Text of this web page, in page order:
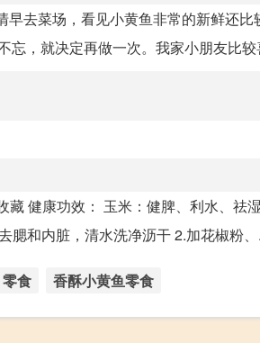
去菜场，看见小黄鱼非常的新鲜还比
，就决定再做一次。我家小朋友比较
健康功效： 玉米：健脾、利水、祛
腮和内脏，清水洗净沥干 2.加花椒粉、
零食 香酥小黄鱼零食